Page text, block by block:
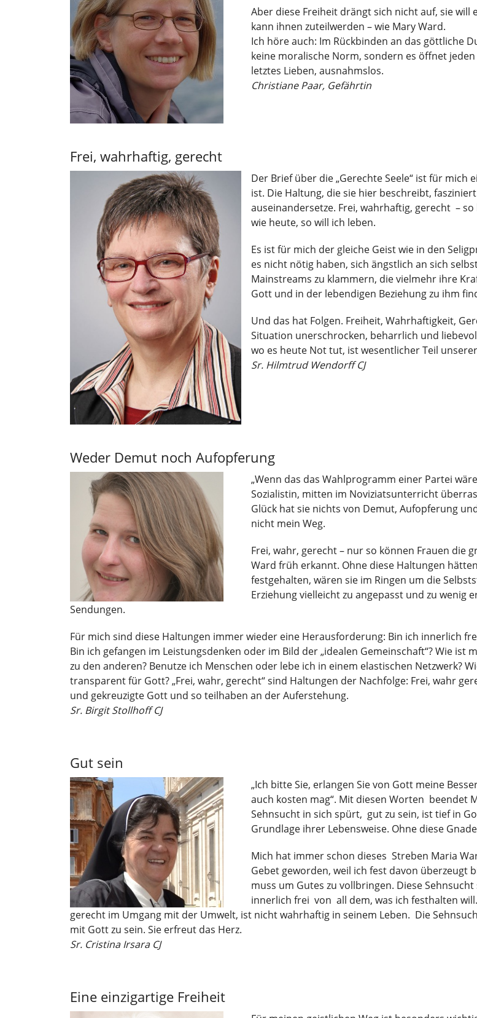
Aber diese Freiheit drängt sich nicht auf, sie
kann ihnen zuteilwerden – wie Mary Ward.
Ich höre auch: Im Rückbinden an das göttliche
keine moralische Norm, sondern es öffnet
letztes Lieben, ausnahmslos.
Christiane Paar, Gefährtin
Frei, wahrhaftig, gerecht
Der Brief über die „Gerechte Seele“ ist für
ist. Die Haltung, die sie hier beschreibt,
auseinandersetze. Frei, wahrhaftig, gerecht –
wie heute, so will ich leben.
Es ist für mich der gleiche Geist wie in den
es nicht nötig haben, sich ängstlich an sich
Mainstreams zu klammern, die vielmehr ihre
Gott und in der lebendigen Beziehung zu ihm
Und das hat Folgen. Freiheit, Wahrhaftigkeit,
Situation unerschrocken, beharrlich und
wo es heute Not tut, ist wesentlicher Teil
Sr. Hilmtrud Wendorff CJ
Weder Demut noch Aufopferung
„Wenn das das Wahlprogramm einer Partei
Sozialistin, mitten im Noviziatsunterricht
Glück hat sie nichts von Demut, Aufopferung
nicht mein Weg.
Frei, wahr, gerecht – nur so können Frauen die
Ward früh erkannt. Ohne diese Haltungen
festgehalten, wären sie im Ringen um die
Erziehung vielleicht zu angepasst und zu
Sendungen.
Für mich sind diese Haltungen immer wieder eine Herausforderung: Bin ich innerlich
Bin ich gefangen im Leistungsdenken oder im Bild der „idealen Gemeinschaft“? Wie
zu den anderen? Benutze ich Menschen oder lebe ich in einem elastischen Netzwerk?
transparent für Gott? „Frei, wahr, gerecht“ sind Haltungen der Nachfolge: Frei, wahr
und gekreuzigte Gott und so teilhaben an der Auferstehung.
Sr. Birgit Stollhoff CJ
Gut sein
„Ich bitte Sie, erlangen Sie von Gott meine
auch kosten mag“. Mit diesen Worten beendet
Sehnsucht in sich spürt, gut zu sein, ist tief in
Grundlage ihrer Lebensweise. Ohne diese
Mich hat immer schon dieses Streben Maria
Gebet geworden, weil ich fest davon überzeugt
muss um Gutes zu vollbringen. Diese
innerlich frei von all dem, was ich festhalten
gerecht im Umgang mit der Umwelt, ist nicht wahrhaftig in seinem Leben. Die
mit Gott zu sein. Sie erfreut das Herz.
Sr. Cristina Irsara CJ
Eine einzigartige Freiheit